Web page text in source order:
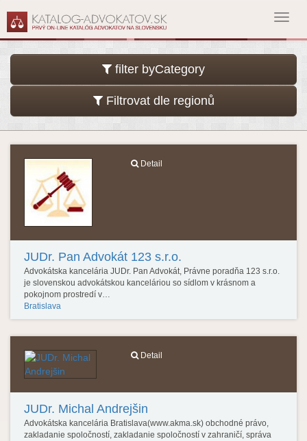
filter byCategory
Filtrovat dle regionů
Detail
JUDr. Pan Advokát 123 s.r.o.
Advokátska kancelária JUDr. Pan Advokát, Právne poradňa 123 s.r.o.
je slovenskou advokátskou kanceláriou so sídlom v krásnom a
pokojnom prostredí v…
Bratislava
Detail
JUDr. Michal Andrejšin
Advokátska kancelária Bratislava(www.akma.sk) obchodné právo,
zakladanie spoločností, zakladanie spoločností v zahraničí, správa